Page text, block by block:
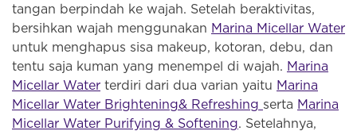
tangan berpindah ke wajah. Setelah beraktivitas,
bersihkan wajah menggunakan Marina Micellar Water
untuk menghapus sisa makeup, kotoran, debu, dan
tentu saja kuman yang menempel di wajah. Marina
Micellar Water terdiri dari dua varian yaitu Marina
Micellar Water Brightening& Refreshing serta Marina
Micellar Water Purifying & Softening. Setelahnya,